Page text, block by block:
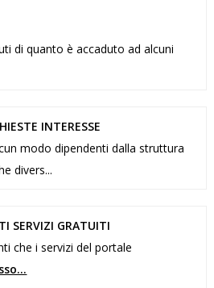
di quanto è accaduto ad alcuni
INTERESSE
modo dipendenti dalla struttura
divers...
SERVIZI GRATUITI
che i servizi del portale